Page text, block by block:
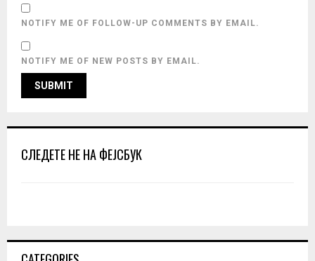
NOTIFY ME OF FOLLOW-UP COMMENTS BY EMAIL.
NOTIFY ME OF NEW POSTS BY EMAIL.
СЛЕДЕТЕ НЕ НА ФЕЈСБУК